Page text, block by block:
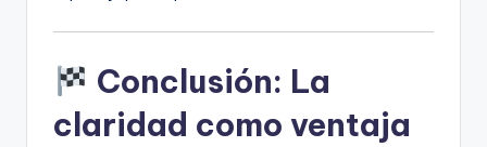
Conclusión: La
claridad como ventaja